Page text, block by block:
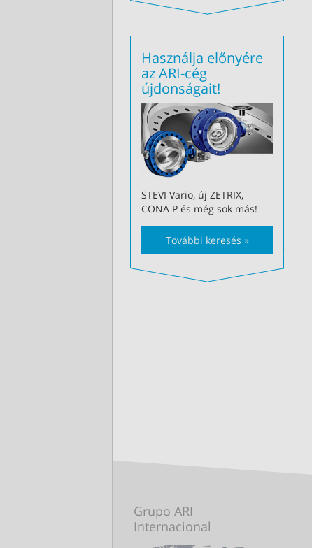
Használja előnyére
az ARI-cég
újdonságait!
STEVI Vario, új ZETRIX,
CONA P és még sok más!
További keresés »
Grupo ARI
Internacional